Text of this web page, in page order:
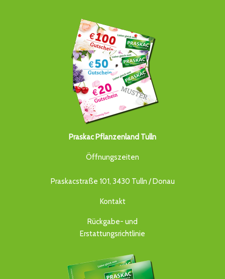
Praskac Pflanzenland Tulln
Öffnungszeiten
Praskacstraße 101, 3430 Tulln / Donau
Kontakt
Rückgabe- und
Erstattungsrichtlinie